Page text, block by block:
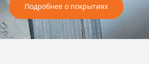
Подробнее о покрытиях